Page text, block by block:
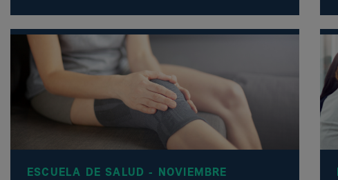
ESCUELA DE SALUD - NOVIEMBRE